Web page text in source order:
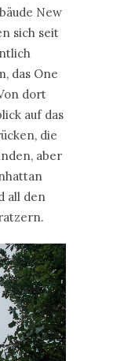
New
sich seit
das One
dort
auf das
die
aber
all den